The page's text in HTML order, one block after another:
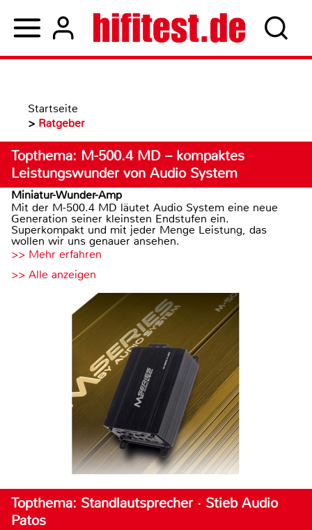
Startseite
> Ratgeber
Topthema: M-500.4 MD – kompaktes
Leistungswunder von Audio System
Miniatur-Wunder-Amp
Mit der M-500.4 MD läutet Audio System eine neue
Generation seiner kleinsten Endstufen ein.
Superkompakt und mit jeder Menge Leistung, das
wollen wir uns genauer ansehen.
>> Mehr erfahren
>> Alle anzeigen
Topthema: Standlautsprecher · Stieb Audio
Patos